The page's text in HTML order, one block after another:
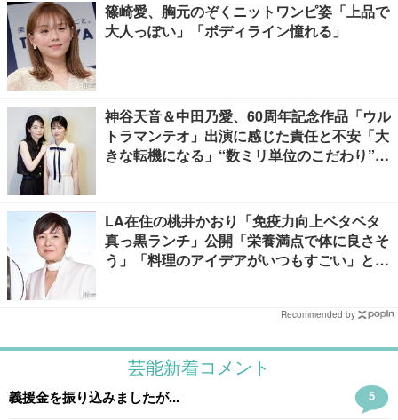
篠崎愛、胸元のぞくニットワンピ姿「上品で
大人っぽい」「ボディライン憧れる」
神谷天音＆中田乃愛、60周年記念作品「ウル
トラマンテオ」出演に感じた責任と不安「大
きな転機になる」“数ミリ単位のこだわり”特
LA在住の桃井かおり「免疫力向上ベタベタ
真っ黒ランチ」公開「栄養満点で体に良さそ
う」「料理のアイデアがいつもすごい」と反
Recommended by